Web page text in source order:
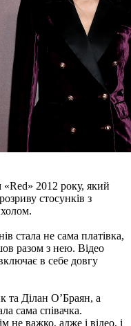
2012 року, який
стосунків з
стала не сама платівка,
разом з нею. Відео
в себе довгу
та Ділан О’Браян, а
сама співачка.
не важко, адже і відео, і